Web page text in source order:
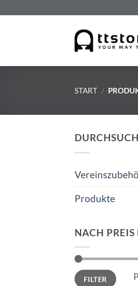
START /
Produkte
NACH PREIS
Min.
Preis
Max.
PreisFILTER